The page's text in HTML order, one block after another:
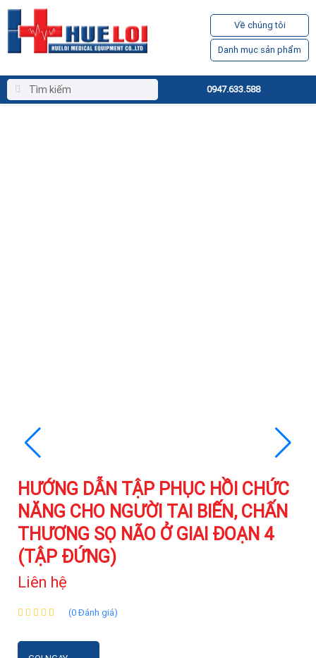
Về chúng tôi
Danh mục sản phẩm
0947.633.588
HƯỚNG DẪN TẬP PHỤC HỒI CHỨC
NĂNG CHO NGƯỜI TAI BIẾN, CHẤN
THƯƠNG SỌ NÃO Ở GIAI ĐOẠN 4
(TẬP ĐỨNG)
Liên hệ
(0 Đánh giá)